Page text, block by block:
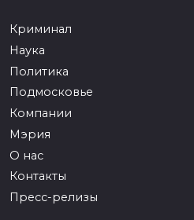
Криминал
Наука
Политика
Подмосковье
Компании
Мэрия
О нас
Контакты
Пресс-релизы